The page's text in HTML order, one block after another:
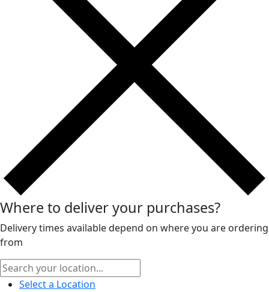
Where to deliver your purchases?
Delivery times available depend on where you are ordering
from
Select a Location